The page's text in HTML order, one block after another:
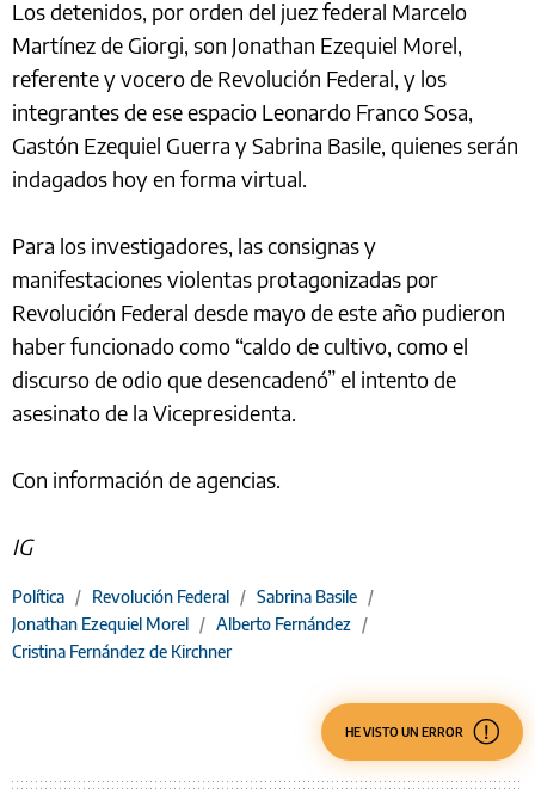
Los detenidos, por orden del juez federal Marcelo
Martínez de Giorgi, son Jonathan Ezequiel Morel,
referente y vocero de Revolución Federal, y los
integrantes de ese espacio Leonardo Franco Sosa,
Gastón Ezequiel Guerra y Sabrina Basile, quienes serán
indagados hoy en forma virtual.
Para los investigadores, las consignas y
manifestaciones violentas protagonizadas por
Revolución Federal desde mayo de este año pudieron
haber funcionado como “caldo de cultivo, como el
discurso de odio que desencadenó” el intento de
asesinato de la Vicepresidenta.
Con información de agencias.
IG
Política / Revolución Federal / Sabrina Basile /
Jonathan Ezequiel Morel / Alberto Fernández /
Cristina Fernández de Kirchner
HE VISTO UN ERROR